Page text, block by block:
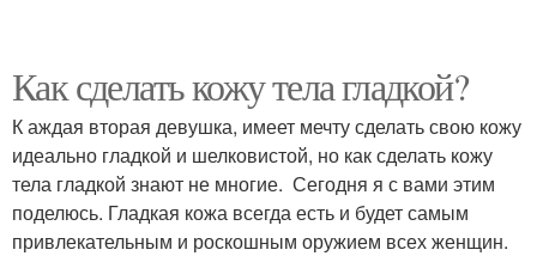
Как сделать кожу тела гладкой?
К аждая вторая девушка, имеет мечту сделать свою кожу
идеально гладкой и шелковистой, но как сделать кожу
тела гладкой знают не многие. Сегодня я с вами этим
поделюсь. Гладкая кожа всегда есть и будет самым
привлекательным и роскошным оружием всех женщин.